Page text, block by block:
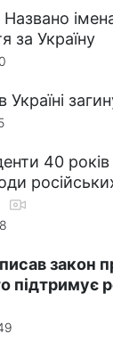
за Україну
Україні
40
закон
підтримує